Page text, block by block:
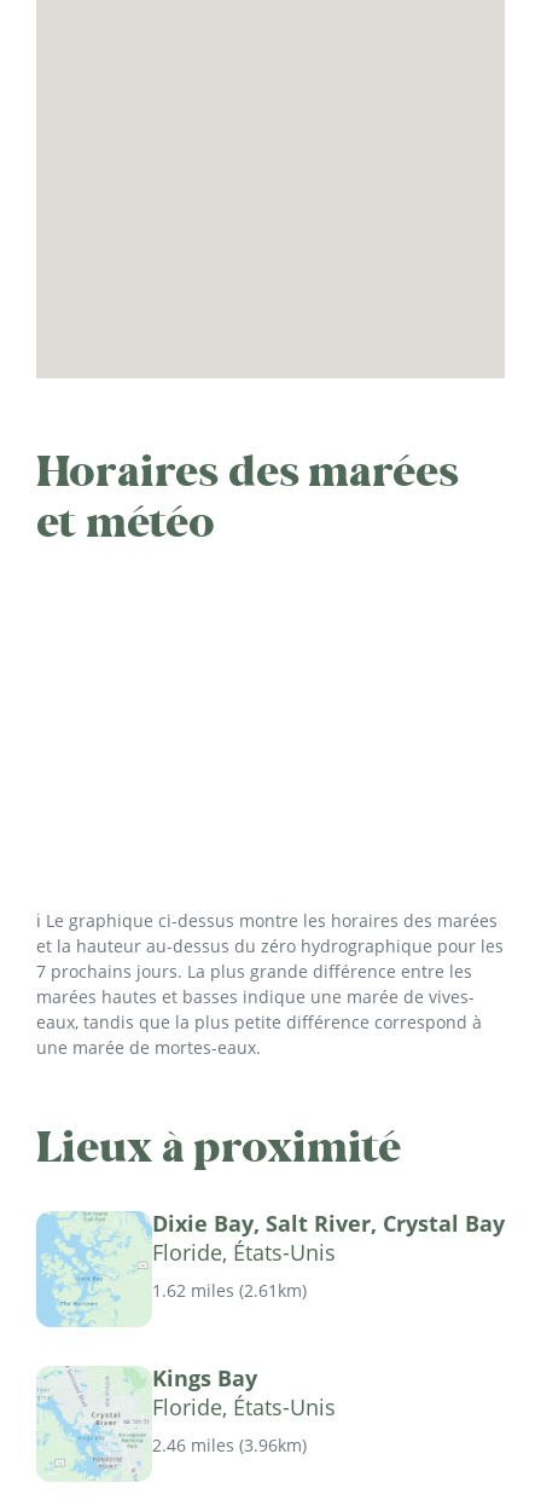
Horaires des marées
et météo
ℹ️ Le graphique ci-dessus montre les horaires des marées
et la hauteur au-dessus du zéro hydrographique pour les
7 prochains jours. La plus grande différence entre les
marées hautes et basses indique une marée de vives-
eaux, tandis que la plus petite différence correspond à
une marée de mortes-eaux.
Lieux à proximité
Dixie Bay, Salt River, Crystal Bay
Floride, États-Unis
1.62 miles (2.61km)
Kings Bay
Floride, États-Unis
2.46 miles (3.96km)